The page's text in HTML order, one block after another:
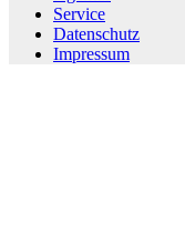
Service
Datenschutz
Impressum